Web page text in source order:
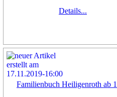
Details...
Familienbuch Heiligenroth ab